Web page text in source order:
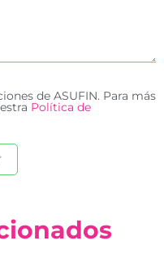
de ASUFIN. Para más
Política de